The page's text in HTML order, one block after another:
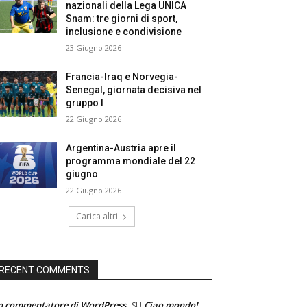
nazionali della Lega UNICA
Snam: tre giorni di sport,
inclusione e condivisione
23 Giugno 2026
Francia-Iraq e Norvegia-
Senegal, giornata decisiva nel
gruppo I
22 Giugno 2026
Argentina-Austria apre il
programma mondiale del 22
giugno
22 Giugno 2026
Carica altri
COMMENTS